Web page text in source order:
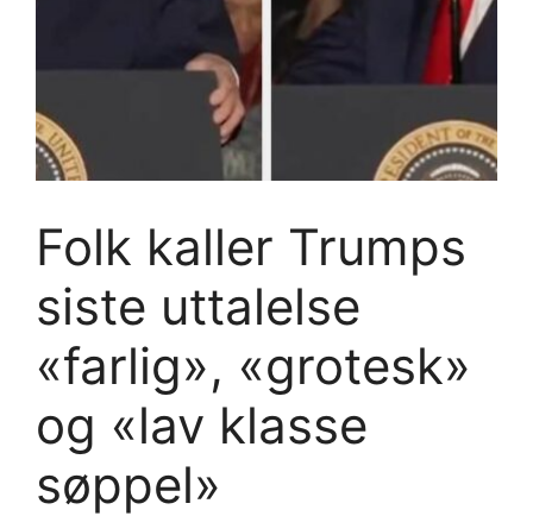
Folk kaller Trumps
siste uttalelse
«farlig», «grotesk»
og «lav klasse
søppel»